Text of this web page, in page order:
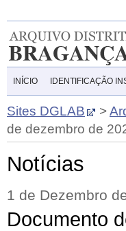
INÍCIO IDENTIFICAÇÃO
Sites DGLAB >
de dezembro de
Notícias
1 de Dezembro
Documento